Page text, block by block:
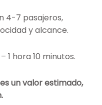
4-7 pasajeros,
y alcance.
1 hora 10 minutos.
un valor estimado,